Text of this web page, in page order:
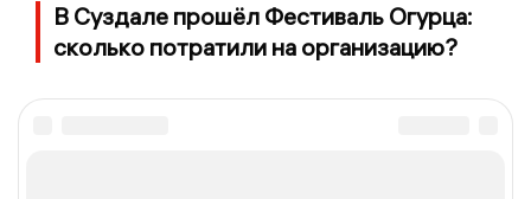
В Суздале прошёл Фестиваль Огурца:
сколько потратили на организацию?